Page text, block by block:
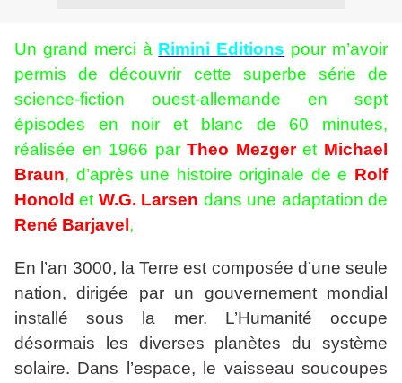
Un grand merci à Rimini Editions pour m’avoir
permis de découvrir cette superbe série de
science-fiction ouest-allemande en sept
épisodes en noir et blanc de 60 minutes,
réalisée en 1966 parTheo Mezgeret Michael
Braun, d’après une histoire originale de e Rolf
Honold et W.G. Larsen dans une adaptation de
René Barjavel ,
En l’an 3000, la Terre est composée d’une seule
nation, dirigée par un gouvernement mondial
installé sous la mer. L’Humanité occupe
désormais les diverses planètes du système
solaire. Dans l’espace, le vaisseau soucoupes